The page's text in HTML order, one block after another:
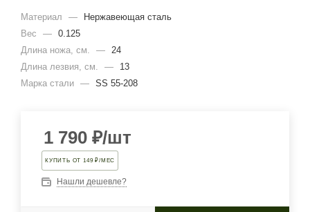
Материал —
Нержавеющая сталь
Вес
— 0.125
Длина ножа, см.
— 24
Длина лезвия, см.
—
13
Марка стали — SS 55-208
1 790 ₽/шт
КУПИТЬ ОТ 149 ₽/МЕС
Нашли дешевле?